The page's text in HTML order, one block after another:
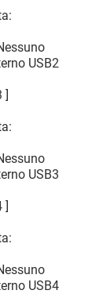
USB2
]
USB3
]
USB4